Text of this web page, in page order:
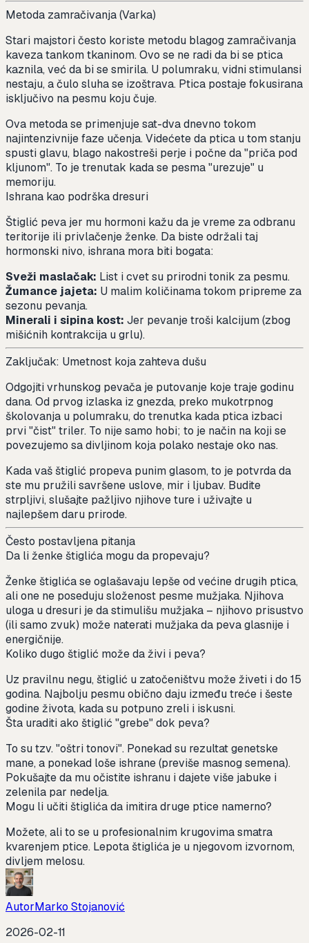
Metoda zamračivanja (Varka)
Stari majstori često koriste metodu blagog zamračivanja
kaveza tankom tkaninom. Ovo se ne radi da bi se ptica
kaznila, već da bi se smirila. U polumraku, vidni stimulansi
nestaju, a čulo sluha se izoštrava. Ptica postaje fokusirana
isključivo na pesmu koju čuje.
Ova metoda se primenjuje sat-dva dnevno tokom
najintenzivnije faze učenja. Videćete da ptica u tom stanju
spusti glavu, blago nakostreši perje i počne da "priča pod
kljunom". To je trenutak kada se pesma "urezuje" u
memoriju.
Ishrana kao podrška dresuri
Štiglić peva jer mu hormoni kažu da je vreme za odbranu
teritorije ili privlačenje ženke. Da biste održali taj
hormonski nivo, ishrana mora biti bogata:
Sveži maslačak: List i cvet su prirodni tonik za pesmu.
Žumance jajeta: U malim količinama tokom pripreme za
sezonu pevanja.
Minerali i sipina kost: Jer pevanje troši kalcijum (zbog
mišićnih kontrakcija u grlu).
Zaključak: Umetnost koja zahteva dušu
Odgojiti vrhunskog pevača je putovanje koje traje godinu
dana. Od prvog izlaska iz gnezda, preko mukotrpnog
školovanja u polumraku, do trenutka kada ptica izbaci
prvi "čist" triler. To nije samo hobi; to je način na koji se
povezujemo sa divljinom koja polako nestaje oko nas.
Kada vaš štiglić propeva punim glasom, to je potvrda da
ste mu pružili savršene uslove, mir i ljubav. Budite
strpljivi, slušajte pažljivo njihove ture i uživajte u
najlepšem daru prirode.
Često postavljena pitanja
Da li ženke štiglića mogu da propevaju?
Ženke štiglića se oglašavaju lepše od većine drugih ptica,
ali one ne poseduju složenost pesme mužjaka. Njihova
uloga u dresuri je da stimulišu mužjaka – njihovo prisustvo
(ili samo zvuk) može naterati mužjaka da peva glasnije i
energičnije.
Koliko dugo štiglić može da živi i peva?
Uz pravilnu negu, štiglić u zatočeništvu može živeti i do 15
godina. Najbolju pesmu obično daju između treće i šeste
godine života, kada su potpuno zreli i iskusni.
Šta uraditi ako štiglić "grebe" dok peva?
To su tzv. "oštri tonovi". Ponekad su rezultat genetske
mane, a ponekad loše ishrane (previše masnog semena).
Pokušajte da mu očistite ishranu i dajete više jabuke i
zelenila par nedelja.
Mogu li učiti štiglića da imitira druge ptice namerno?
Možete, ali to se u profesionalnim krugovima smatra
kvarenjem ptice. Lepota štiglića je u njegovom izvornom,
divljem melosu.
AutorMarko Stojanović
2026-02-11